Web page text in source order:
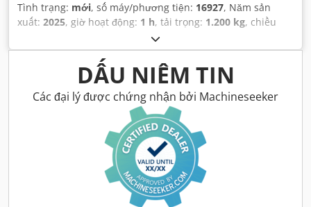
Tình trạng: mới, số máy/phương tiện: 16927, Năm sản
xuất: 2025, giờ hoạt động: 1 h, tải trọng: 1.200 kg, chiều
, tâm tải trọng:
liệu:điện, loại cột:Simplex, chiều cao xây dựng:2.280
, điện áp ắc quy: 24 V, chiều dài càng: 1.150 mm
lượng tổng cộng:576 kg
DẤU NIÊM TIN
Các đại lý được chứng nhận bởi Machineseeker